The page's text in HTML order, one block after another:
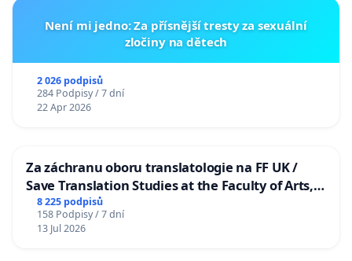
Není mi jedno: Za přísnější tresty za sexuální
zločiny na dětech
2 026 podpisů
284 Podpisy / 7 dní
22 Apr 2026
Za záchranu oboru translatologie na FF UK /
Save Translation Studies at the Faculty of Arts,
Charles University
8 225 podpisů
158 Podpisy / 7 dní
13 Jul 2026